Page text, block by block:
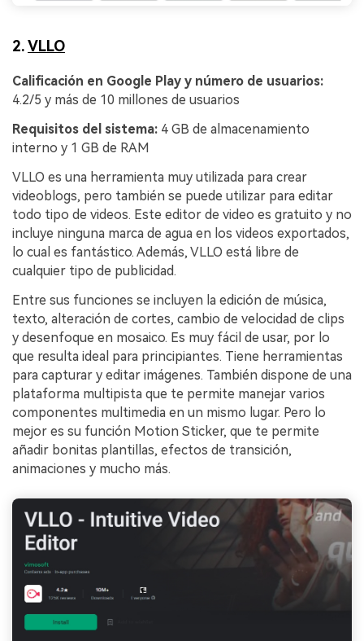
2.VLLO
Calificación en Google Play y número de usuarios:
4.2/5 y más de 10 millones de usuarios
Requisitos del sistema: 4 GB de almacenamiento
interno y 1 GB de RAM
VLLO es una herramienta muy utilizada para crear
videoblogs, pero también se puede utilizar para editar
todo tipo de videos. Este editor de video es gratuito y no
incluye ninguna marca de agua en los videos exportados,
lo cual es fantástico. Además, VLLO está libre de
cualquier tipo de publicidad.
Entre sus funciones se incluyen la edición de música,
texto, alteración de cortes, cambio de velocidad de clips
y desenfoque en mosaico. Es muy fácil de usar, por lo
que resulta ideal para principiantes. Tiene herramientas
para capturar y editar imágenes. También dispone de una
plataforma multipista que te permite manejar varios
componentes multimedia en un mismo lugar. Pero lo
mejor es su función Motion Sticker, que te permite
añadir bonitas plantillas, efectos de transición,
animaciones y mucho más.